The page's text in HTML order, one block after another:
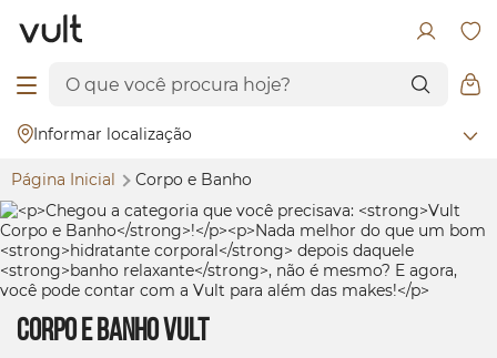
Informar localização
Página Inicial Corpo e Banho
Corpo e Banho Vult